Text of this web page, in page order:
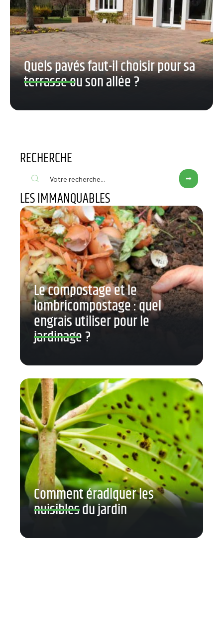
Quels pavés faut-il choisir pour sa
terrasse ou son allée ?
RECHERCHE
LES IMMANQUABLES
Le compostage et le
lombricompostage : quel
engrais utiliser pour le
jardinage ?
Comment éradiquer les
nuisibles du jardin